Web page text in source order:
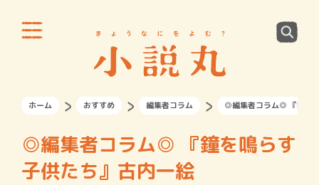
ホーム おすすめ 編集者コラム ◎編集者コラム◎ 『鐘を
◎編集者コラム◎ 『鐘を鳴らす
子供たち』古内一絵